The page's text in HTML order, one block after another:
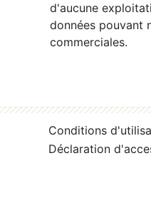
d'aucune
données pouvant
commerciales.
Conditions
Déclaration